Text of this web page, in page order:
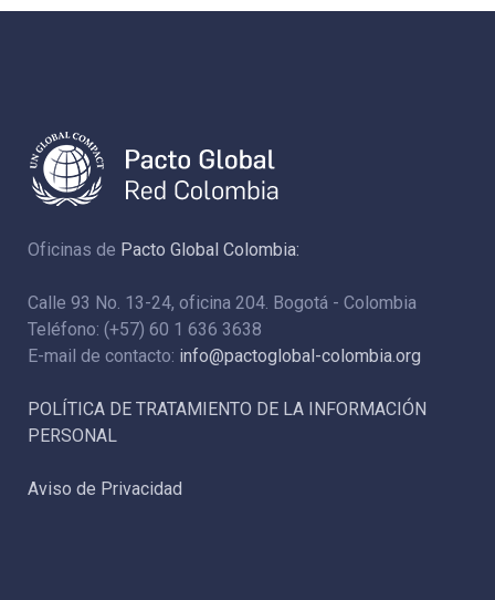
Oficinas de Pacto Global Colombia:
Calle 93 No. 13-24, oficina 204. Bogotá - Colombia
Teléfono: (+57) 60 1 636 3638
E-mail de contacto: info@pactoglobal-colombia.org
POLÍTICA DE TRATAMIENTO DE LA INFORMACIÓN
PERSONAL
Aviso de Privacidad